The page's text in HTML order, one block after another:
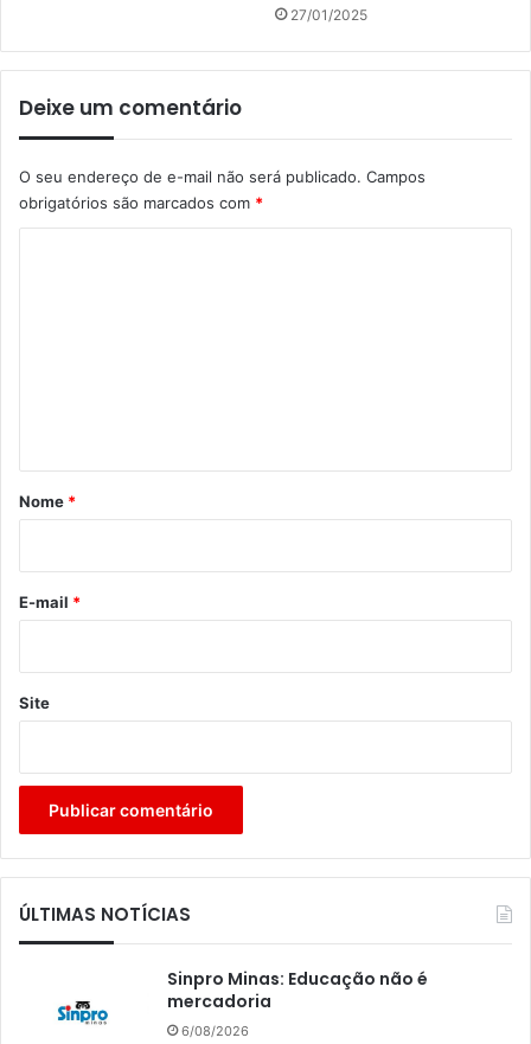
27/01/2025
Deixe um comentário
O seu endereço de e-mail não será publicado. Campos
obrigatórios são marcados com *
r
*
Nome *
E-mail *
Site
ÚLTIMAS NOTÍCIAS
Sinpro Minas: Educação não é
mercadoria
6/08/2026